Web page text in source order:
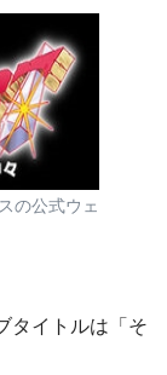
の公式ウェ
タイトルは「そ